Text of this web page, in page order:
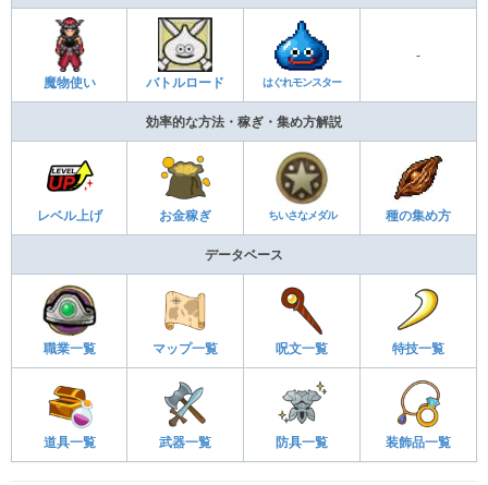
魔物使い バトルロード はぐれモンスター
-
効率的な方法・稼ぎ・集め方解説
レベル上げ お金稼ぎ ちいさなメダル 種の集め方
データベース
職業一覧 マップ一覧 呪文一覧 特技一覧
道具一覧 武器一覧 防具一覧 装飾品一覧